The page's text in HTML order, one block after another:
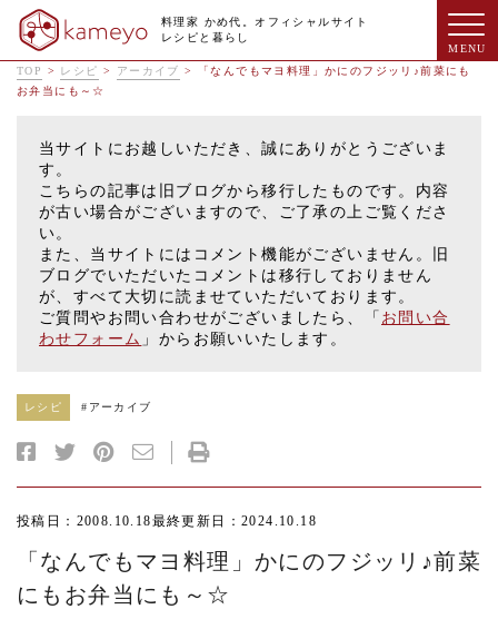
料理家 かめ代。オフィシャルサイト
レシピと暮らし
TOP > レシピ > アーカイブ >
「なんでもマヨ料理」かにのフジッリ♪前菜にも
お弁当にも～☆
当サイトにお越しいただき、誠にありがとうございま
す。
こちらの記事は旧ブログから移行したものです。内容
が古い場合がございますので、ご了承の上ご覧くださ
い。
また、当サイトにはコメント機能がございません。旧
ブログでいただいたコメントは移行しておりません
が、すべて大切に読ませていただいております。
ご質問やお問い合わせがございましたら、「 お問い合
わせフォーム 」からお願いいたします。
レシピ # アーカイブ
投稿日：2008.10.18最終更新日：2024.10.18
「なんでもマヨ料理」かにのフジッリ♪前菜
にもお弁当にも～☆